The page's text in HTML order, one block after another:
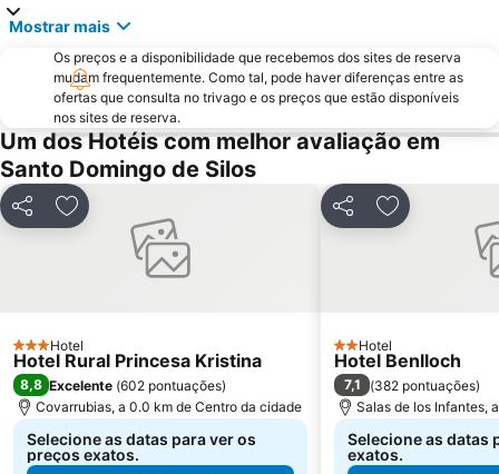
Mostrar mais
Os preços e a disponibilidade que recebemos dos sites de reserva
mudam frequentemente. Como tal, pode haver diferenças entre as
ofertas que consulta no trivago e os preços que estão disponíveis
nos sites de reserva.
Um dos Hotéis com melhor avaliação em
Santo Domingo de Silos
PartilharAdicionar aos favoritos
3 Estrelas
Hotel
Hotel Rural Princesa Kristina
8,8 Excelente (602 pontuações)
Covarrubias, a 0.0 km de Centro da cidade
Selecione as datas para ver os
preços exatos.
PartilharAdicionar
2 Estrelas
Hotel
Hotel Benlloch
7,1 (382 pontuações)
Salas de los Infantes,
Selecione as datas
exatos.